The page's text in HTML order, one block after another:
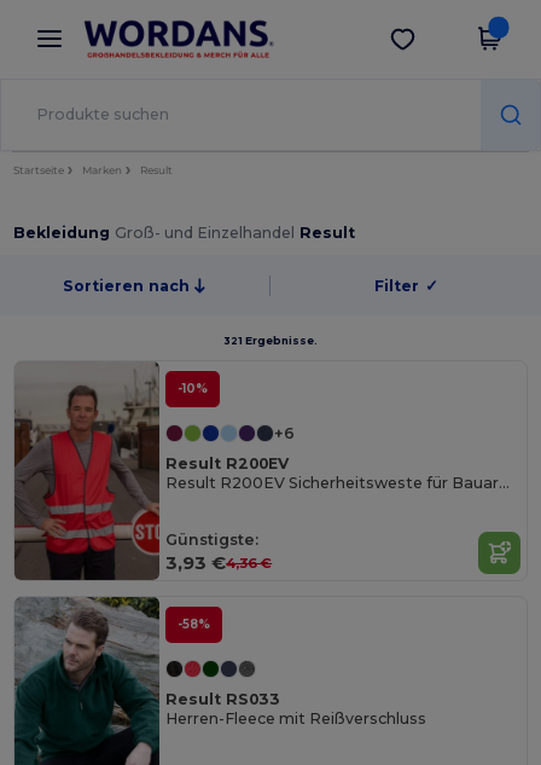
× Wordans App
Bessere Preise in der App!
App holen
Startseite Marken Result
Bekleidung Groß- und Einzelhandel Result
Sortieren nach Filter ✓
321 Ergebnisse.
-10%
+6
Result R200EV
Result R200EV Sicherheitsweste für Bauarbeiter
Günstigste:
3,93 €4,36 €
-58%
Result RS033
Herren-Fleece mit Reißverschluss